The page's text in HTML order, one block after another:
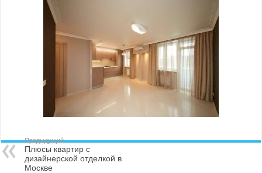
Предыдущий
Плюсы квартир с
дизайнерской отделкой в
Москве